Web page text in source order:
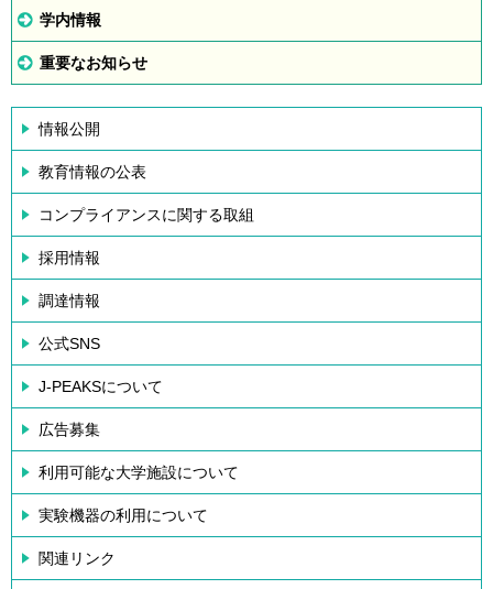
学内情報
重要なお知らせ
情報公開
教育情報の公表
コンプライアンスに関する取組
採用情報
調達情報
公式SNS
J-PEAKSについて
広告募集
利用可能な大学施設について
実験機器の利用について
関連リンク